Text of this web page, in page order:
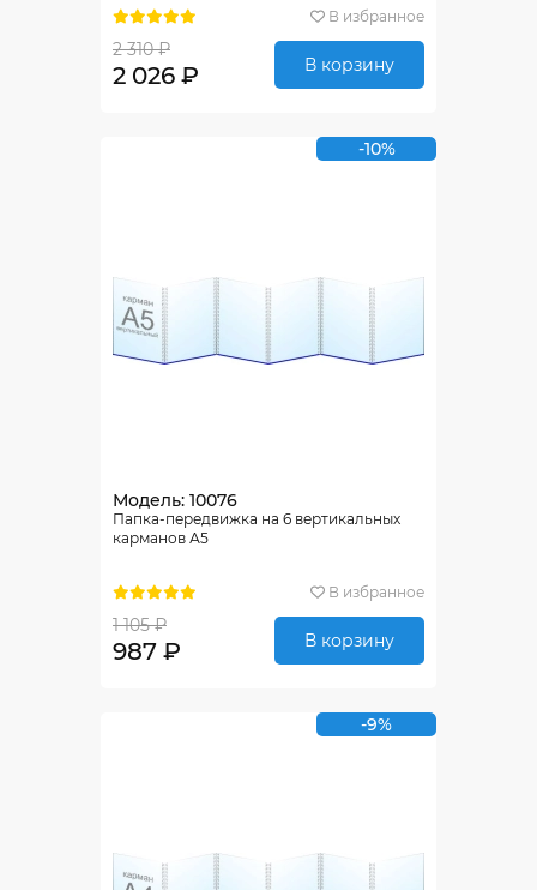
В избранное
2 310 ₽
2 026 ₽ В корзину
-10%
Модель: 10076
Папка-передвижка на 6 вертикальных
карманов А5
В избранное
1 105 ₽
987 ₽ В корзину
-9%